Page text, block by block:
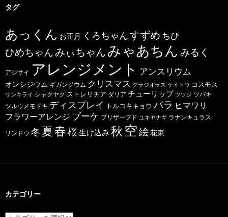
タグ
あっくん お正月 くろちゃんすずめ ちび
ひめちゃん みぃちゃん みゃあちん みるく
アジサイ アレンジメント アンスリウム
オンシジウム ギガンジウム クリスマス グラジオラス ケイトウ コスモス
サンキライ シャクヤク ストレリチア ダリア チューリップ ツツジ ツバキ
ツルウメモドキ ディスプレイ トルコキキョウ バラ ヒマワリ
フラワーアレンジ ブーケ プリザーブド ユキヤナギ ラナンキュラス
リンドウ 冬 夏春桜生け込み 秋 空絵花束
カテゴリー